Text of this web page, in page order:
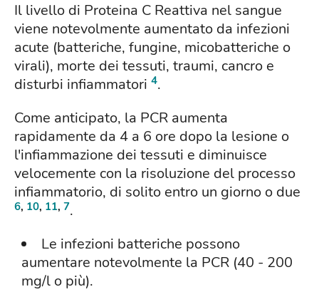
Il livello di Proteina C Reattiva nel sangue
viene notevolmente aumentato da infezioni
acute (batteriche, fungine, micobatteriche o
virali), morte dei tessuti, traumi, cancro e
disturbi infiammatori 4.
Come anticipato, la PCR aumenta
rapidamente da 4 a 6 ore dopo la lesione o
l'infiammazione dei tessuti e diminuisce
velocemente con la risoluzione del processo
infiammatorio, di solito entro un giorno o due
6, 10, 11, 7.
Le infezioni batteriche possono
aumentare notevolmente la PCR (40 - 200
mg/l o più).